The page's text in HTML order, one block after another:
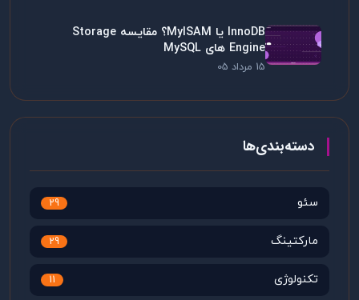
InnoDB یا MyISAM؟ مقایسه Storage
Engine های MySQL
15 مرداد 05
دسته‌بندی‌ها
سئو 29
مارکتینگ 29
تکنولوژی 11